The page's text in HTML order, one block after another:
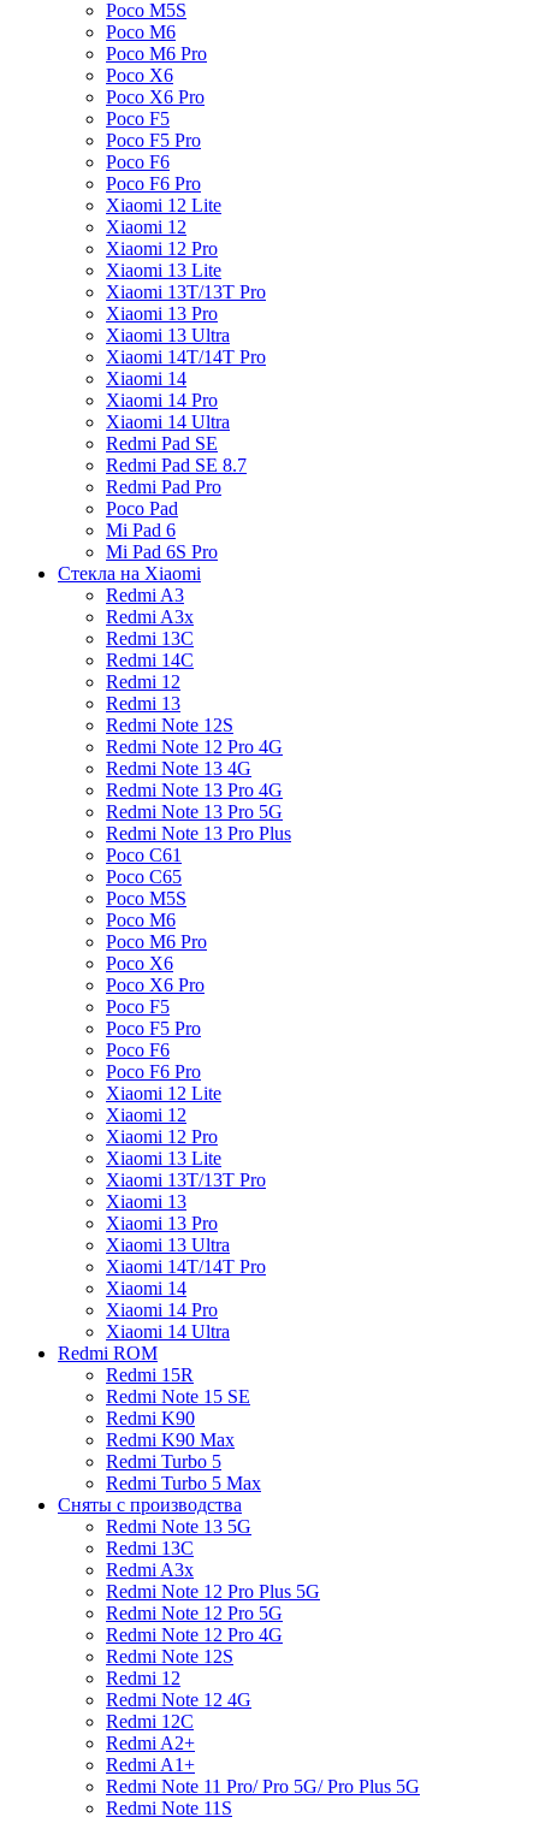
Poco M5S
Poco M6
Poco M6 Pro
Poco X6
Poco X6 Pro
Poco F5
Poco F5 Pro
Poco F6
Poco F6 Pro
Xiaomi 12 Lite
Xiaomi 12
Xiaomi 12 Pro
Xiaomi 13 Lite
Xiaomi 13T/13T Pro
Xiaomi 13 Pro
Xiaomi 13 Ultra
Xiaomi 14T/14T Pro
Xiaomi 14
Xiaomi 14 Pro
Xiaomi 14 Ultra
Redmi Pad SE
Redmi Pad SE 8.7
Redmi Pad Pro
Poco Pad
Mi Pad 6
Mi Pad 6S Pro
Стекла на Xiaomi
Redmi A3
Redmi A3x
Redmi 13C
Redmi 14C
Redmi 12
Redmi 13
Redmi Note 12S
Redmi Note 12 Pro 4G
Redmi Note 13 4G
Redmi Note 13 Pro 4G
Redmi Note 13 Pro 5G
Redmi Note 13 Pro Plus
Poco C61
Poco C65
Poco M5S
Poco M6
Poco M6 Pro
Poco X6
Poco X6 Pro
Poco F5
Poco F5 Pro
Poco F6
Poco F6 Pro
Xiaomi 12 Lite
Xiaomi 12
Xiaomi 12 Pro
Xiaomi 13 Lite
Xiaomi 13T/13T Pro
Xiaomi 13
Xiaomi 13 Pro
Xiaomi 13 Ultra
Xiaomi 14T/14T Pro
Xiaomi 14
Xiaomi 14 Pro
Xiaomi 14 Ultra
Redmi ROM
Redmi 15R
Redmi Note 15 SE
Redmi K90
Redmi K90 Max
Redmi Turbo 5
Redmi Turbo 5 Max
Сняты с производства
Redmi Note 13 5G
Redmi 13C
Redmi A3x
Redmi Note 12 Pro Plus 5G
Redmi Note 12 Pro 5G
Redmi Note 12 Pro 4G
Redmi Note 12S
Redmi 12
Redmi Note 12 4G
Redmi 12C
Redmi A2+
Redmi A1+
Redmi Note 11 Pro/ Pro 5G/ Pro Plus 5G
Redmi Note 11S